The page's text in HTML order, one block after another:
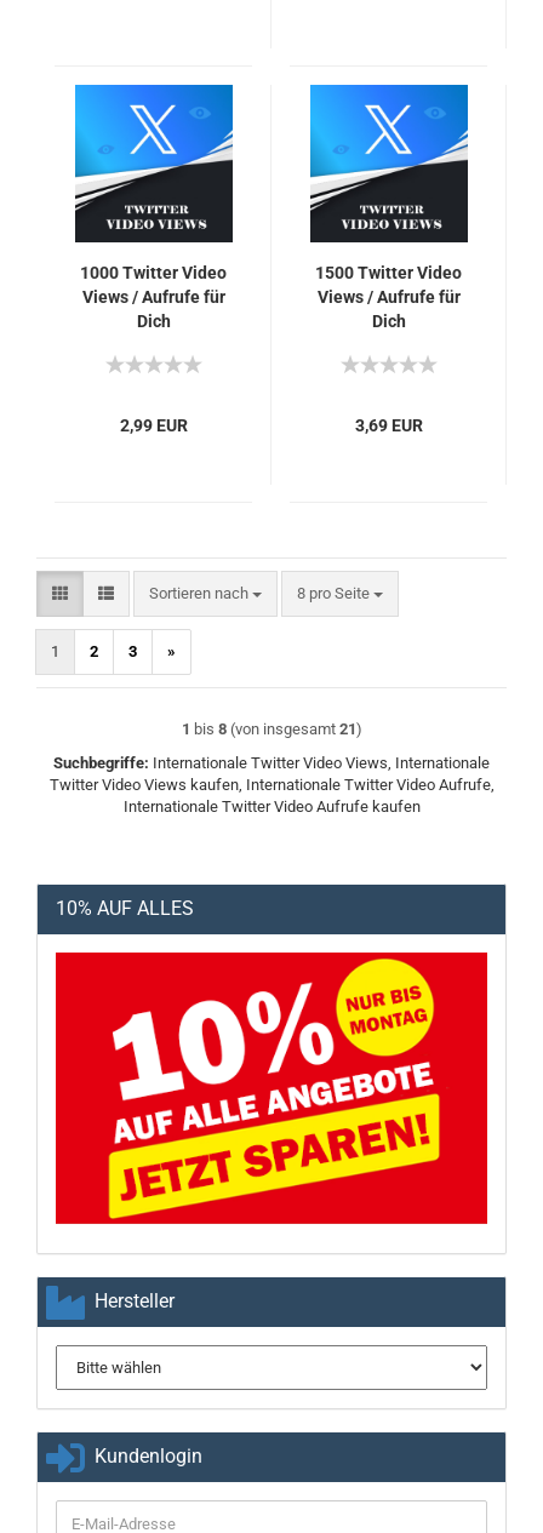
1000 Twit­ter Video
Views / Auf­ru­fe für
Dich
2,99 EUR
1500 Twit­ter Video
Views / Auf­ru­fe für
Dich
3,69 EUR
Sortieren nach
Sortieren nach 8 pro Seite
pro Seite
1 2 3 »
1 bis 8(von insgesamt 21)
Suchbegriffe: Internationale Twitter Video Views, Internationale
Twitter Video Views kaufen, Internationale Twitter Video Aufrufe,
Internationale Twitter Video Aufrufe kaufen
10% AUF ALLES
Hersteller
Kundenlogin
E-